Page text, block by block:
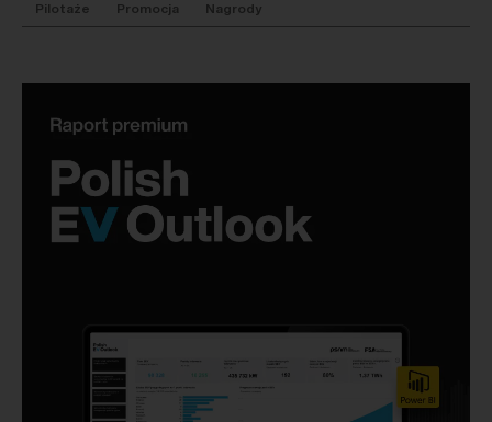
Pilotaże Promocja Nagrody